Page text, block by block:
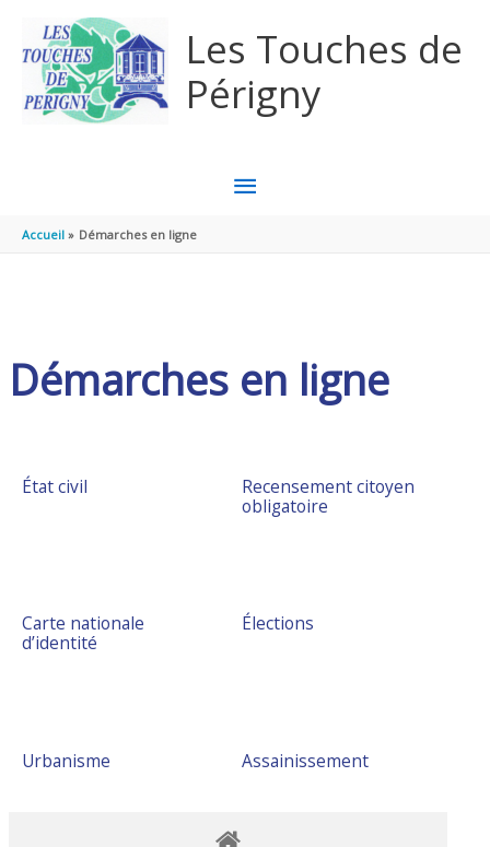
Les Touches de
Périgny
MENU
Accueil Démarches en ligne
Démarches en ligne
État civil
Recensement citoyen
obligatoire
Carte nationale
d’identité
Élections
Urbanisme Assainissement